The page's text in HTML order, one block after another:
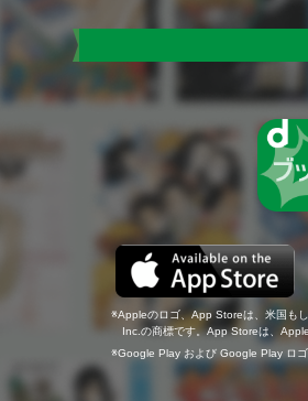
Appleのロゴ、App Storeは、米国も
Inc.の商標です。App Storeは、
Google Play および Google Play ロ